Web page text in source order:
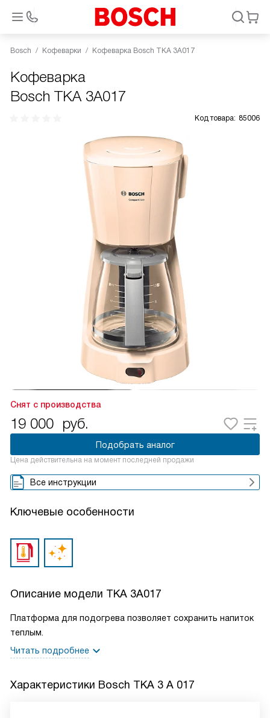
Bosch Кофеварки Кофеварка Bosch TKA 3A017
Кофеварка
Bosch TKA 3A017
Код товара: 85006
Снят с производства
19 000 руб.
Подобрать аналог
Цена действительна на момент последней продажи
Все инструкции
Ключевые особенности
Описание модели TKA 3A017
Платформа для подогрева позволяет сохранить напиток
теплым.
Читать подробнее
Характеристики Bosch TKA 3 A 017